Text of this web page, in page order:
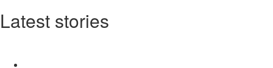
Latest stories